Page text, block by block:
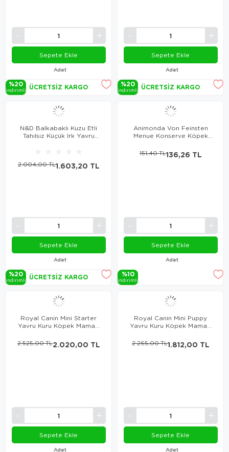
Adet
Sepete Ekle
%20
i̇ndi̇ri̇mli̇ ÜCRETSIZ KARGO
Adet
Sepete Ekle
%20
i̇ndi̇ri̇mli̇ ÜCRETSIZ KARGO
N&D Balkabaklı Kuzu Etli
Tahılsız Küçük Irk Yavru
Adet
1.603,20 TL
2.004,00 TL
Sepete Ekle
%20
i̇ndi̇ri̇mli̇ ÜCRETSIZ KARGO
Animonda Von Feinsten
Menue Konserve Köpek
Adet
136,26 TL
151,40 TL
Sepete Ekle
%10
i̇ndi̇ri̇mli̇
Royal Canin Mini Starter
Yavru Kuru Köpek Maması
Adet
2.020,00 TL
2.525,00 TL
Sepete Ekle
Royal Canin Mini Puppy
Yavru Kuru Köpek Maması
Adet
1.812,00 TL
2.265,00 TL
Sepete Ekle